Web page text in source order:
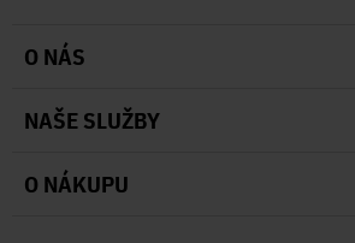
O NÁS
NAŠE SLUŽBY
O NÁKUPU